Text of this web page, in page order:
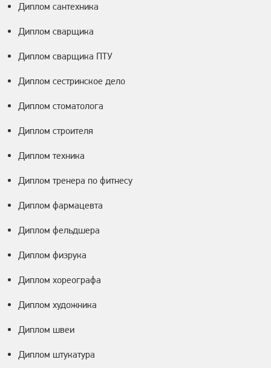
Диплом сантехника
Диплом сварщика
Диплом сварщика ПТУ
Диплом сестринское дело
Диплом стоматолога
Диплом строителя
Диплом техника
Диплом тренера по фитнесу
Диплом фармацевта
Диплом фельдшера
Диплом физрука
Диплом хореографа
Диплом художника
Диплом швеи
Диплом штукатура